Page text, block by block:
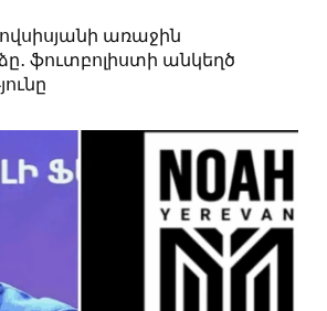
առաջին
ֆուտբոլիստի անկեղծ